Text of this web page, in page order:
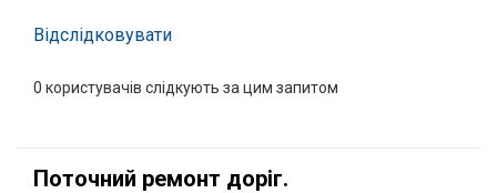
Відслідковувати
0 користувачів слідкують за цим запитом
Поточний ремонт доріг.